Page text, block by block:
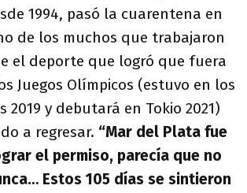
1994, pasó la cuarentena en
de los muchos que trabajaron
el deporte que logró que fuera
Juegos Olímpicos (estuvo en los
2019 y debutará en Tokio 2021)
a regresar. “Mar del Plata fue
el permiso, parecía que no
Estos 105 días se sintieron